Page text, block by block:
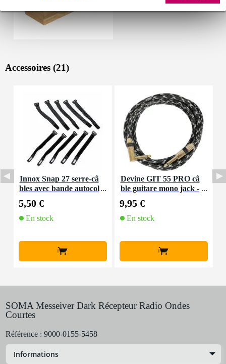
Accessoires (21)
Innox Snap 27 serre-câ
bles avec bande autocol
5,50 €
En stock
+
Devine GIT 55 PRO câ
ble guitare mono jack -
9,95 €
En stock
+
SOMA Messeiver Dark Récepteur Radio Ondes
Courtes
Référence : 9000-0155-5458
Informations